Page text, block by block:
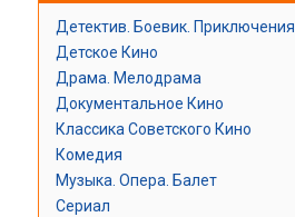
Детектив. Боевик. Приключения
Детское Кино
Драма. Мелодрама
Документальное Кино
Классика Советского Кино
Комедия
Музыка. Опера. Балет
Сериал